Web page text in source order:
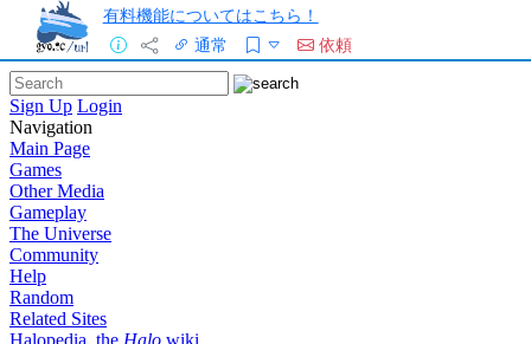
有料機能についてはこちら！
通常
依頼